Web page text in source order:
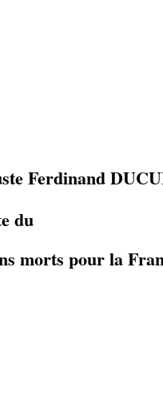
Ferdinand
du
morts pour la